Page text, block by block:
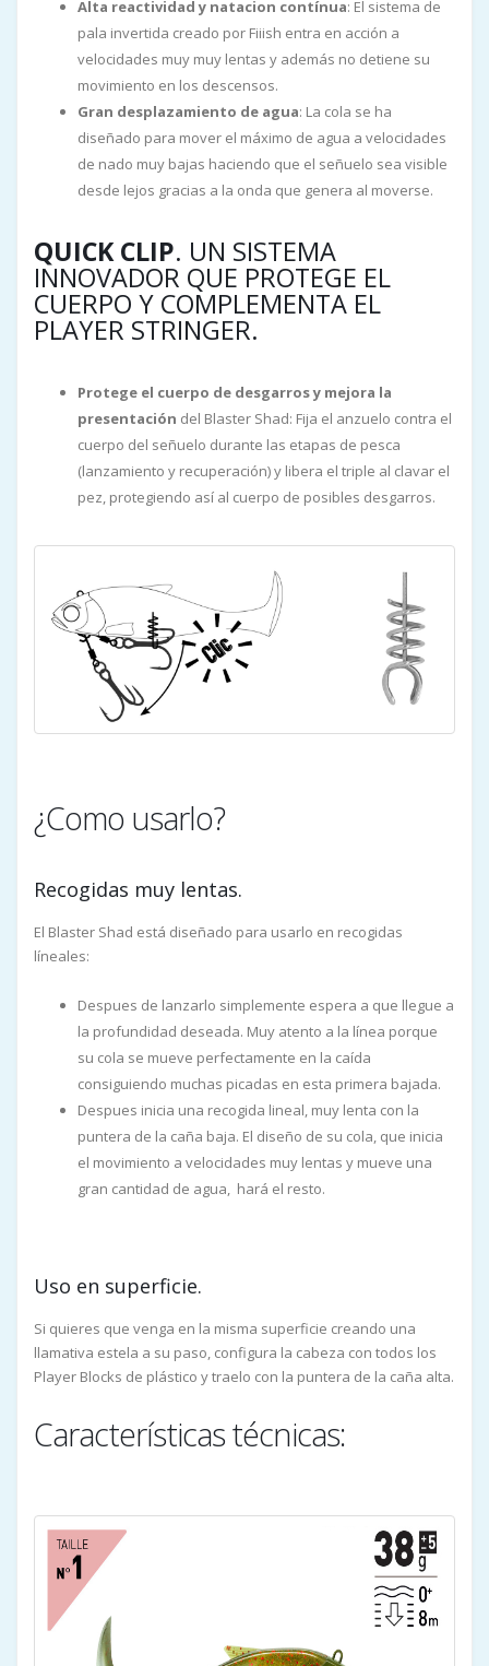
Alta reactividad y natacion contínua: El sistema de
pala invertida creado por Fiiish entra en acción a
velocidades muy muy lentas y además no detiene su
movimiento en los descensos.
Gran desplazamiento de agua: La cola se ha
diseñado para mover el máximo de agua a velocidades
de nado muy bajas haciendo que el señuelo sea visible
desde lejos gracias a la onda que genera al moverse.
QUICK CLIP. UN SISTEMA
INNOVADOR QUE PROTEGE EL
CUERPO Y COMPLEMENTA EL
PLAYER STRINGER.
Protege el cuerpo de desgarros y mejora la
presentación del Blaster Shad: Fija el anzuelo contra el
cuerpo del señuelo durante las etapas de pesca
(lanzamiento y recuperación) y libera el triple al clavar el
pez, protegiendo así al cuerpo de posibles desgarros.
¿Como usarlo?
Recogidas muy lentas.
El Blaster Shad está diseñado para usarlo en recogidas
líneales:
Despues de lanzarlo simplemente espera a que llegue a
la profundidad deseada. Muy atento a la línea porque
su cola se mueve perfectamente en la caída
consiguiendo muchas picadas en esta primera bajada.
Despues inicia una recogida lineal, muy lenta con la
puntera de la caña baja. El diseño de su cola, que inicia
el movimiento a velocidades muy lentas y mueve una
gran cantidad de agua, hará el resto.
Uso en superficie.
Si quieres que venga en la misma superficie creando una
llamativa estela a su paso, configura la cabeza con todos los
Player Blocks de plástico y traelo con la puntera de la caña alta.
Características técnicas: